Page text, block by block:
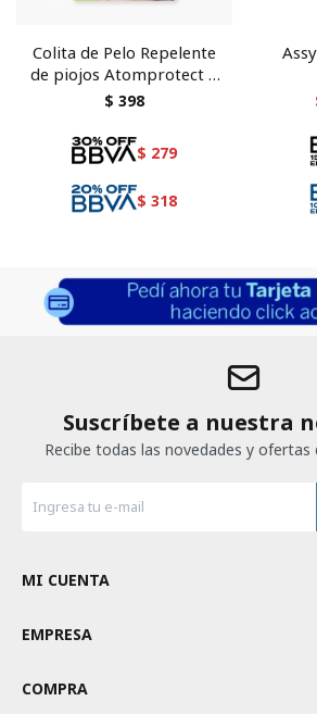
Colita de Pelo Repelente
de piojos Atomprotect 4
Unidades Rojas
$ 398
$ 279
$ 318
Suscríbete a nuestra
Recibe todas las novedades y ofertas
MI CUENTA
EMPRESA
COMPRA